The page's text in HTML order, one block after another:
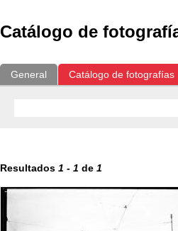
Catálogo de
General Catálogo de fotografías
Resultados 1 - 1 de 1